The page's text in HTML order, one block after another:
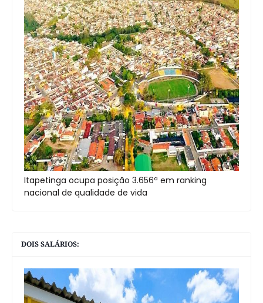
Itapetinga ocupa posição 3.656ª em ranking
nacional de qualidade de vida
DOIS SALÁRIOS: